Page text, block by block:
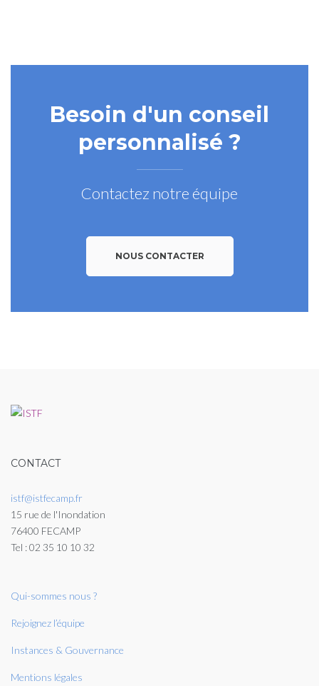
Besoin d'un conseil
personnalisé ?
Contactez notre équipe
NOUS CONTACTER
CONTACT
istf@istfecamp.fr
15 rue de l'Inondation
76400 FECAMP
Tel : 02 35 10 10 32
Qui-sommes nous ?
Rejoignez l’équipe
Instances & Gouvernance
Mentions légales